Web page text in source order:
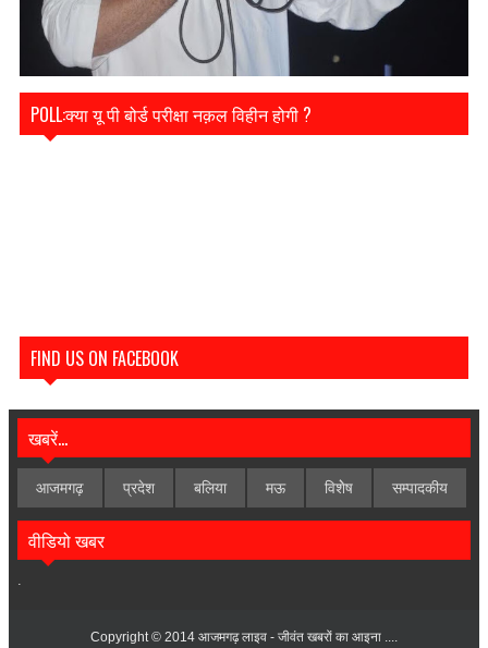
POLL:क्या यू पी बोर्ड परीक्षा नक़ल विहीन होगी ?
FIND US ON FACEBOOK
खबरें...
आजमगढ़ प्रदेश बलिया मऊ विशेेष सम्पादकीय
वीडियो खबर
Copyright © 2014 आजमगढ़ लाइव - जीवंत खबरों का आइना ....